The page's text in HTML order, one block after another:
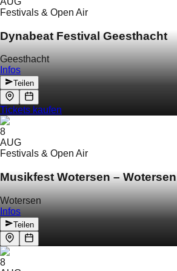
Festivals & Open Air
Dynabeat Festival Geesthacht
Geesthacht
Infos
Teilen
Tickets kaufen
8
AUG
Festivals & Open Air
Musikfest Wotersen – Wotersen
Wotersen
Infos
Teilen
8